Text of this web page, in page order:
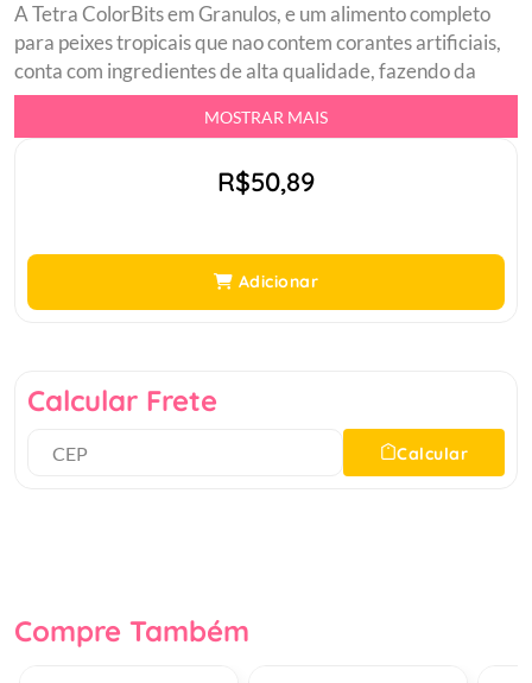
A Tetra ColorBits em Granulos, e um alimento completo
para peixes tropicais que nao contem corantes artificiais,
conta com ingredientes de alta qualidade, fazendo da
ColorBits, uma dieta balanceada que promove a melhora
na cor de seus peixes.br Alimento completo para peixes
MOSTRAR MAIS
R$50,89
Adicionar
Calcular Frete
Calcular
Compre Também